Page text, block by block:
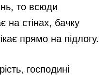
то всюди
на стінах, бачку
прямо на підлогу.
господині